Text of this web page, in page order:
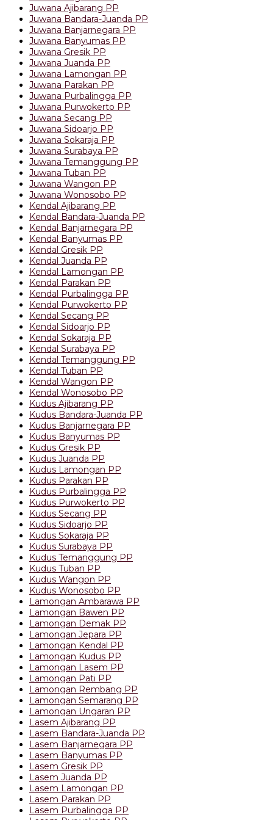
Juwana Ajibarang PP
Juwana Bandara-Juanda PP
Juwana Banjarnegara PP
Juwana Banyumas PP
Juwana Gresik PP
Juwana Juanda PP
Juwana Lamongan PP
Juwana Parakan PP
Juwana Purbalingga PP
Juwana Purwokerto PP
Juwana Secang PP
Juwana Sidoarjo PP
Juwana Sokaraja PP
Juwana Surabaya PP
Juwana Temanggung PP
Juwana Tuban PP
Juwana Wangon PP
Juwana Wonosobo PP
Kendal Ajibarang PP
Kendal Bandara-Juanda PP
Kendal Banjarnegara PP
Kendal Banyumas PP
Kendal Gresik PP
Kendal Juanda PP
Kendal Lamongan PP
Kendal Parakan PP
Kendal Purbalingga PP
Kendal Purwokerto PP
Kendal Secang PP
Kendal Sidoarjo PP
Kendal Sokaraja PP
Kendal Surabaya PP
Kendal Temanggung PP
Kendal Tuban PP
Kendal Wangon PP
Kendal Wonosobo PP
Kudus Ajibarang PP
Kudus Bandara-Juanda PP
Kudus Banjarnegara PP
Kudus Banyumas PP
Kudus Gresik PP
Kudus Juanda PP
Kudus Lamongan PP
Kudus Parakan PP
Kudus Purbalingga PP
Kudus Purwokerto PP
Kudus Secang PP
Kudus Sidoarjo PP
Kudus Sokaraja PP
Kudus Surabaya PP
Kudus Temanggung PP
Kudus Tuban PP
Kudus Wangon PP
Kudus Wonosobo PP
Lamongan Ambarawa PP
Lamongan Bawen PP
Lamongan Demak PP
Lamongan Jepara PP
Lamongan Kendal PP
Lamongan Kudus PP
Lamongan Lasem PP
Lamongan Pati PP
Lamongan Rembang PP
Lamongan Semarang PP
Lamongan Ungaran PP
Lasem Ajibarang PP
Lasem Bandara-Juanda PP
Lasem Banjarnegara PP
Lasem Banyumas PP
Lasem Gresik PP
Lasem Juanda PP
Lasem Lamongan PP
Lasem Parakan PP
Lasem Purbalingga PP